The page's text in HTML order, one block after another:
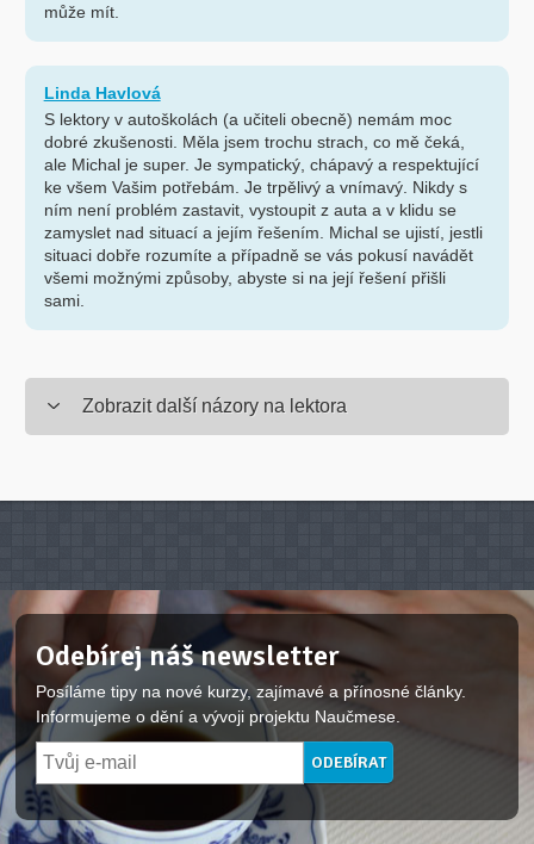
může mít.
Linda Havlová
S lektory v autoškolách (a učiteli obecně) nemám moc
dobré zkušenosti. Měla jsem trochu strach, co mě čeká,
ale Michal je super. Je sympatický, chápavý a respektující
ke všem Vašim potřebám. Je trpělivý a vnímavý. Nikdy s
ním není problém zastavit, vystoupit z auta a v klidu se
zamyslet nad situací a jejím řešením. Michal se ujistí, jestli
situaci dobře rozumíte a případně se vás pokusí navádět
všemi možnými způsoby, abyste si na její řešení přišli
sami.
Zobrazit další názory na lektora
Odebírej náš newsletter
Posíláme tipy na nové kurzy, zajímavé a přínosné články.
Informujeme o dění a vývoji projektu Naučmese.